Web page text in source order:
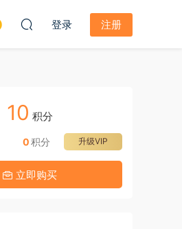
登录 注册
10 积分
升级VIP
0积分
立即购买